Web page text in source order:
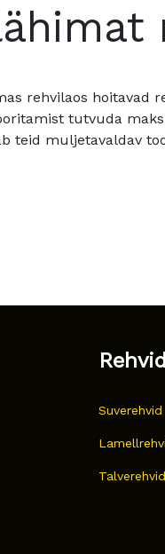
rehvilaos
tutvuda
teid muljetavaldav
Rehvid
Suverehvid
Talverehvid